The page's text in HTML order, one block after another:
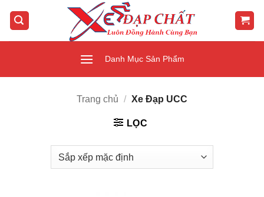
qua
Danh Mục Sản Phẩm
Trang chủ / Xe Đạp UCC
LỌC